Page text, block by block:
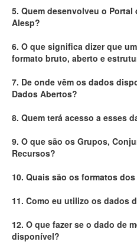
Administração
Legislação
Perguntas frequentes
Contato
5. Quem desenvolveu o
Alesp?
6. O que significa dizer que
formato bruto, aberto e
7. De onde vêm os dados
Dados Abertos?
8. Quem terá acesso a esses
9. O que são os Grupos,
Recursos?
10. Quais são os formatos
11. Como eu utilizo os dados
12. O que fazer se o dado de
disponível?